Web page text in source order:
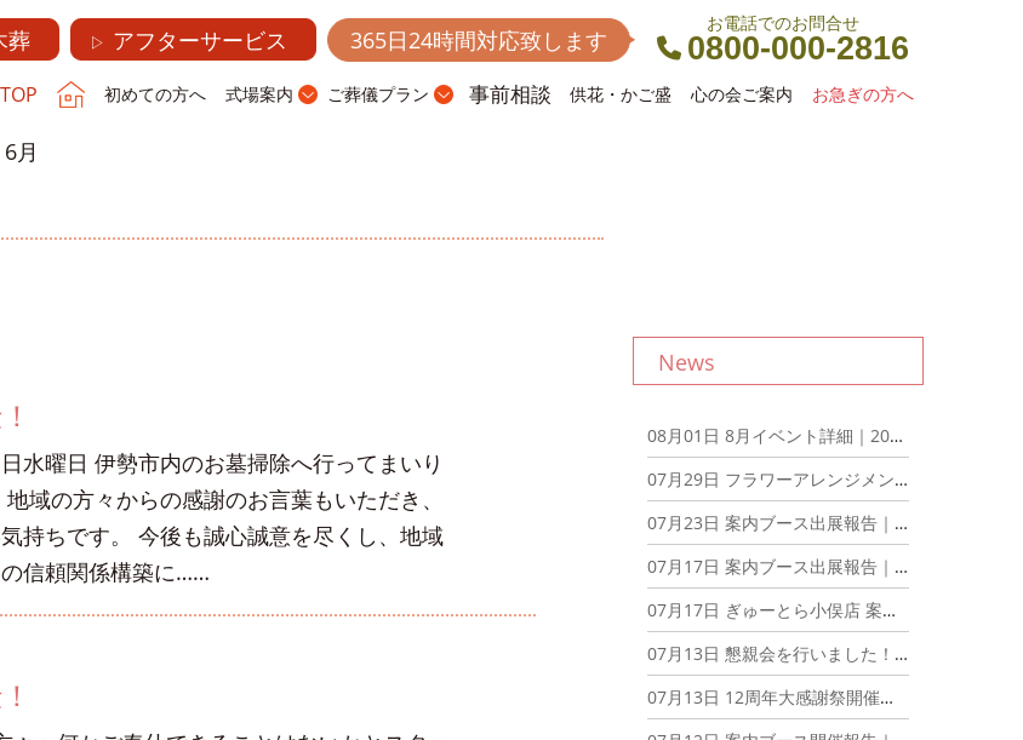
葬 ▷ アフターサービス 365日24時間対応致します
お電話でのお問合せ
0800-000-2816
初めての方へ 式場案内 ご葬儀プラン 事前相談 供花・かご盛 心の会ご案内 お急ぎの方へ
6月
水曜日 伊勢市内のお墓掃除へ行ってまいり
地域の方々からの感謝のお言葉もいただき、
持ちです。 今後も誠心誠意を尽くし、地域
信頼関係構築に……
News
08月01日 8月イベント詳細｜2026年8月1日
07月29日 フラワーアレンジメントとアフタヌーンティーを楽しむ会を開催しました！｜2026年7月29日
07月23日 案内ブース出展報告｜2026年7月23日
07月17日 案内ブース出展報告｜2026年7月17日
07月17日 ぎゅーとら小俣店 案内ブース出展｜2026年7月17日
07月13日 懇親会を行いました！｜2026年7月13日
07月13日 12周年大感謝祭開催報告｜2026年7月13日